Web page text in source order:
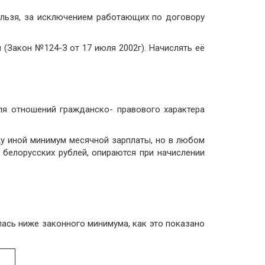
Diligence
за исключением работающих по договору
(Закон №124-З от 17 июля 2002г). Начислять её
гражданско- правового характера
иной минимум месячной зарплаты, но в любом
рублей, опираются при начислении
ниже законного минимума, как это показано